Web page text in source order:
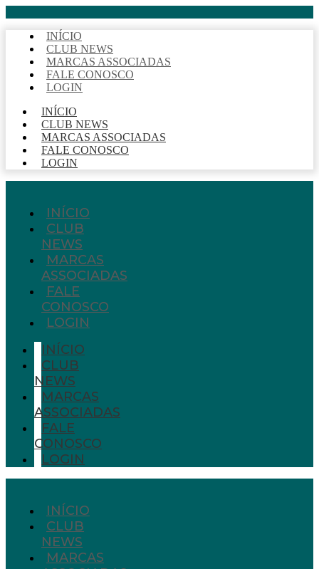
INÍCIO
CLUB NEWS
MARCAS ASSOCIADAS
FALE CONOSCO
LOGIN
INÍCIO
CLUB NEWS
MARCAS ASSOCIADAS
FALE CONOSCO
LOGIN
INÍCIO
CLUB
NEWS
MARCAS
ASSOCIADAS
FALE
CONOSCO
LOGIN
INÍCIO
CLUB
NEWS
MARCAS
ASSOCIADAS
FALE
CONOSCO
LOGIN
INÍCIO
CLUB
NEWS
MARCAS